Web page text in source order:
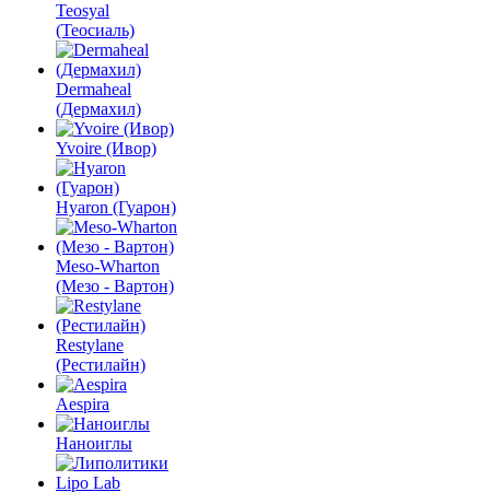
Teosyal
(Теосиаль)
Dermaheal
(Дермахил)
Yvoire (Ивор)
Hyaron (Гуарон)
Meso-Wharton
(Мезо - Вартон)
Restylane
(Рестилайн)
Aespira
Наноиглы